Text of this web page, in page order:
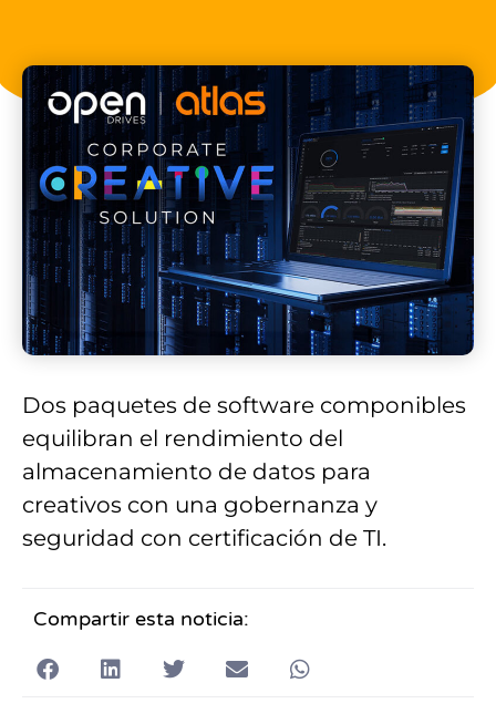
Dos paquetes de software componibles
equilibran el rendimiento del
almacenamiento de datos para
creativos con una gobernanza y
seguridad con certificación de TI.
Compartir esta noticia: